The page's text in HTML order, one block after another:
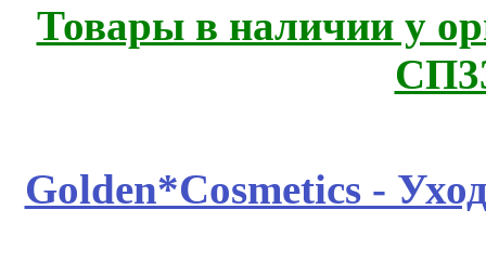
Товары в наличии у
Golden*Cosmetics -